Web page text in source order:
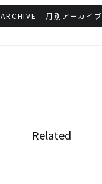
ARCHIVE - 月別アーカイブ
Related